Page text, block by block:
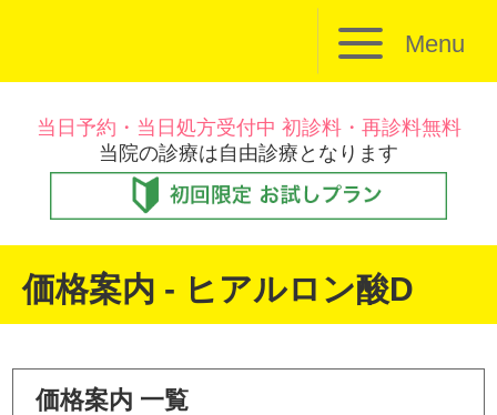
Menu
当日予約・当日処方受付中 初診料・再診料無料
当院の診療は自由診療となります
価格案内 - ヒアルロン酸D
価格案内 一覧